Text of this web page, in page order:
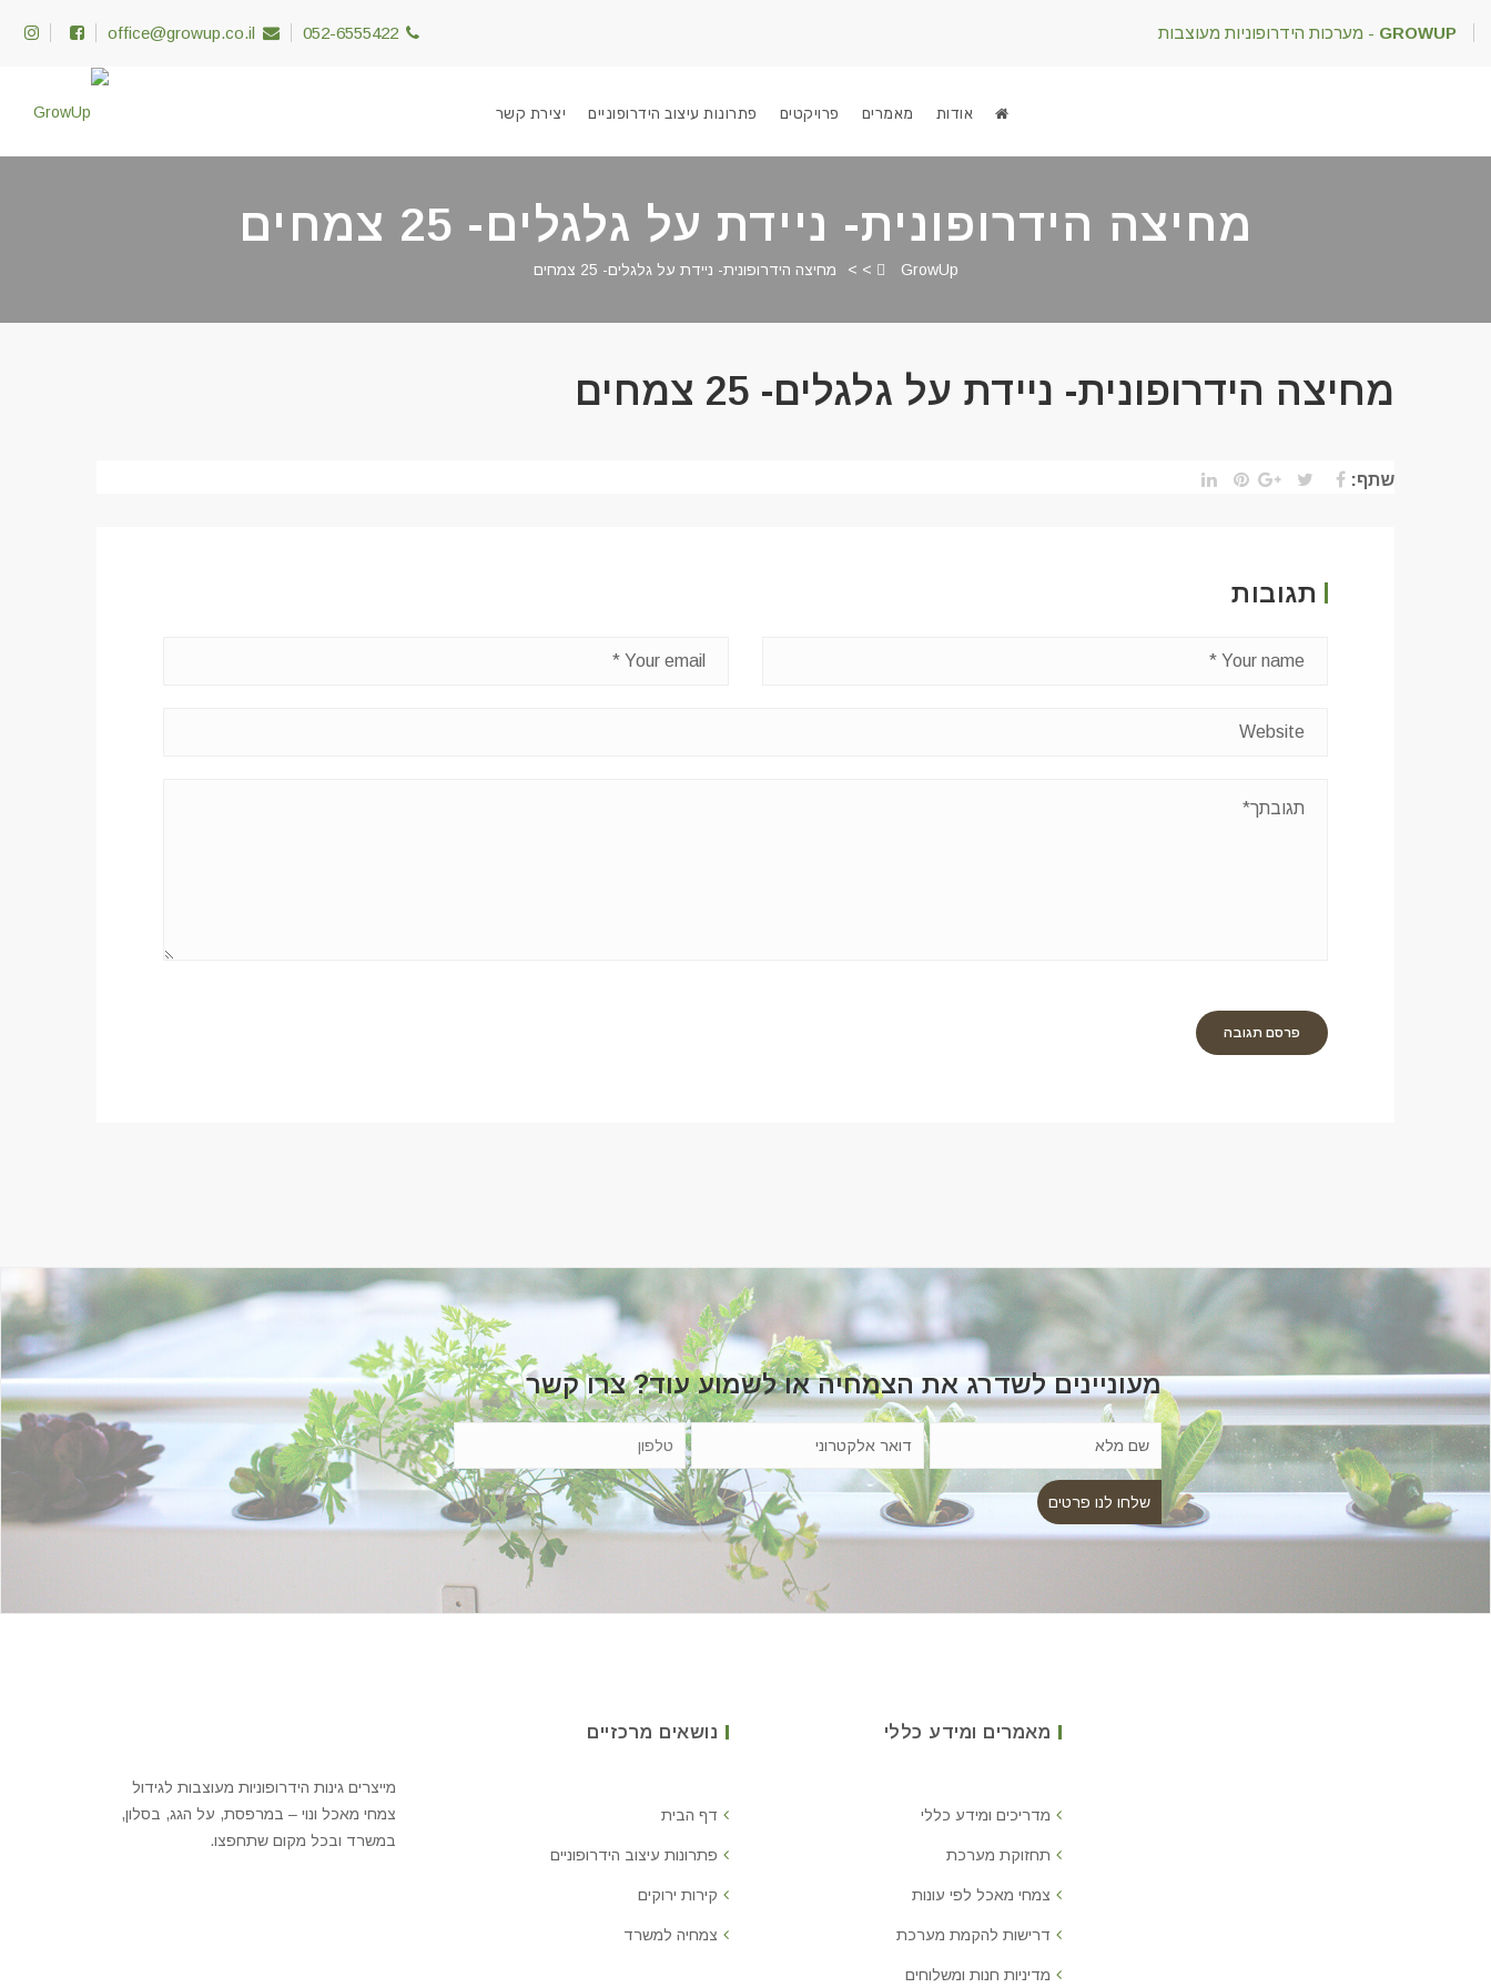
office@growup.co.il 052-6555422 GROWUP - מערכות הידרופוניות מעוצבות
אודות מאמרים פרויקטים פתרונות עיצוב הידרופוניים יצירת קשר
מחיצה הידרופונית- ניידת על גלגלים- 25 צמחים
GrowUp
> > מחיצה הידרופונית- ניידת על גלגלים- 25 צמחים
מחיצה הידרופונית- ניידת על גלגלים- 25 צמחים
שתף:
תגובות
מעוניינים לשדרג את הצמחיה או לשמוע עוד? צרו קשר
מאמרים ומידע כללי
מדריכים ומידע כללי
תחזוקת מערכת
צמחי מאכל לפי עונות
דרישות להקמת מערכת
מדיניות חנות ומשלוחים
נושאים מרכזיים
דף הבית
פתרונות עיצוב הידרופוניים
קירות ירוקים
צמחיה למשרד
מייצרים גינות הידרופוניות מעוצבות לגידול
צמחי מאכל ונוי – במרפסת, על הגג, בסלון,
במשרד ובכל מקום שתחפצו.